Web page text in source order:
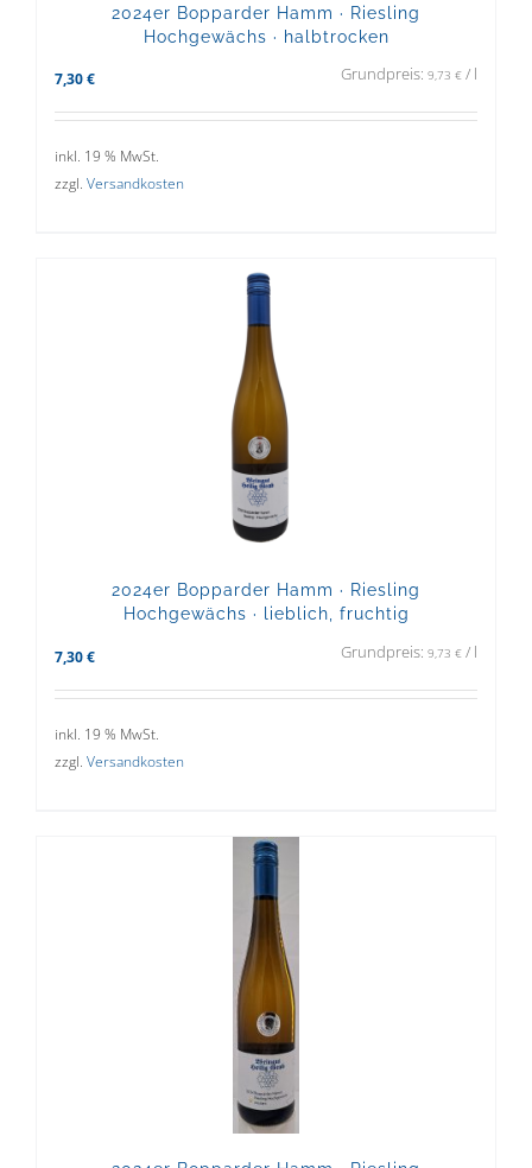
2024er Bopparder Hamm · Riesling
Hochgewächs · halbtrocken
7,30 € Grundpreis: 9,73 € / l
inkl. 19 % MwSt.
zzgl. Versandkosten
2024er Bopparder Hamm · Riesling
Hochgewächs · lieblich, fruchtig
7,30 € Grundpreis: 9,73 € / l
inkl. 19 % MwSt.
zzgl. Versandkosten